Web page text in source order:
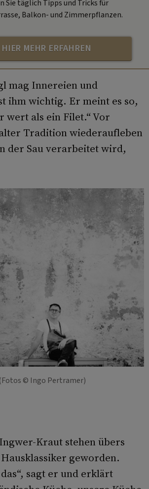
Sie täglich Tipps und Tricks für
Balkon- und Zimmerpflanzen.
HIER MEHR ERFAHREN
mag Innereien und
ihm wichtig. Er meint es so,
wert als ein Filet.“ Vor
Tradition wiederaufleben
der Sau verarbeitet wird,
© Ingo Pertramer)
Kraut stehen übers
geworden.
sagt er und erklärt